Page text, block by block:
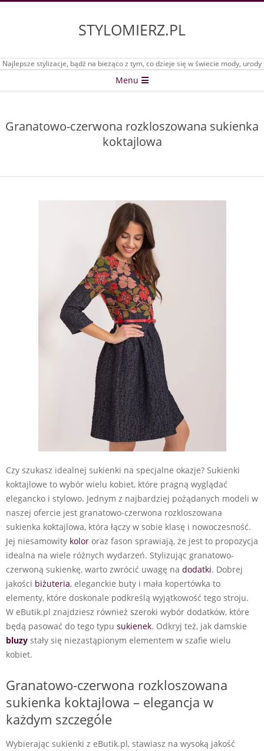
STYLOMIERZ.PL
Najlepsze stylizacje, bądź na bieżąco z tym, co dzieje się w świecie mody, urody
Menu
Granatowo-czerwona rozkloszowana sukienka
koktajlowa
Czy szukasz idealnej sukienki na specjalne okazje? Sukienki
koktajlowe to wybór wielu kobiet, które pragną wyglądać
elegancko i stylowo. Jednym z najbardziej pożądanych modeli w
naszej ofercie jest granatowo-czerwona rozkloszowana
sukienka koktajlowa, która łączy w sobie klasę i nowoczesność.
Jej niesamowity kolor oraz fason sprawiają, że jest to propozycja
idealna na wiele różnych wydarzeń. Stylizując granatowo-
czerwoną sukienkę, warto zwrócić uwagę na dodatki. Dobrej
jakości biżuteria, eleganckie buty i mała kopertówka to
elementy, które doskonale podkreślą wyjątkowość tego stroju.
W eButik.pl znajdziesz również szeroki wybór dodatków, które
będą pasować do tego typu sukienek. Odkryj też, jak damskie
bluzy stały się niezastąpionym elementem w szafie wielu
kobiet.
Granatowo-czerwona rozkloszowana
sukienka koktajlowa – elegancja w
każdym szczególe
Wybierając sukienki z eButik.pl, stawiasz na wysoką jakość